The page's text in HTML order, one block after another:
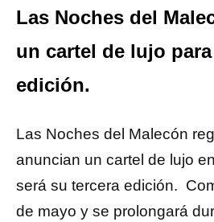
Las Noches del
un cartel de lujo
edición.
Las Noches del Malecón
anuncian un cartel de lujo
será su tercera edición.
de mayo y se prolongará